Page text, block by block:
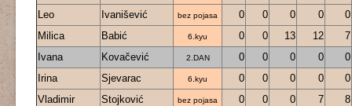
Leo
Ivanišević bez pojasa 0 0 0 0
0
Milica
Babić 6.kyu 0 0 13 12
7
Ivana
Kovačević 2.DAN 0 0 0 0
0
Irina
Sjevarac 6.kyu 0 0 0 0
0
Vladimir
Stojković bez pojasa 0 0 0 7
8